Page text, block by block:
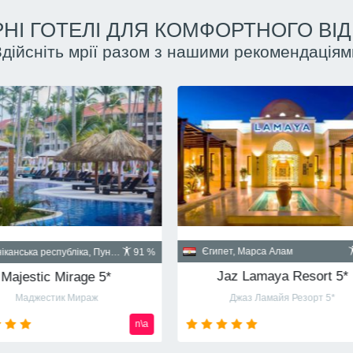
ГОТЕЛІ ДЛЯ КОМФОРТНОГО
мрії разом з нашими
90 %
Шарм-эль-Шейх
Montazah Ras Nasrani Bay
720usd
Куба, Гавана
Santa Isabel 5*